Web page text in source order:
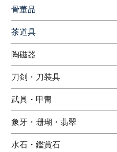
骨董品
茶道具
陶磁器
刀剣・刀装具
武具・甲冑
象牙・珊瑚・翡翠
水石・鑑賞石